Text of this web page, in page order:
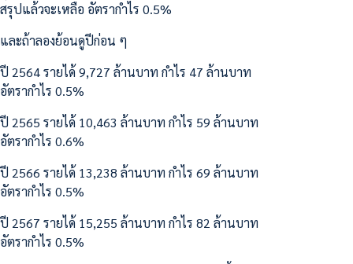
สรุปแล้วจะเหลือ อัตรากำไร 0.5%
และถ้าลองย้อนดูปีก่อน ๆ
ปี 2564 รายได้ 9,727 ล้านบาท กำไร 47 ล้านบาท
อัตรากำไร 0.5%
ปี 2565 รายได้ 10,463 ล้านบาท กำไร 59 ล้านบาท
อัตรากำไร 0.6%
ปี 2566 รายได้ 13,238 ล้านบาท กำไร 69 ล้านบาท
อัตรากำไร 0.5%
ปี 2567 รายได้ 15,255 ล้านบาท กำไร 82 ล้านบาท
อัตรากำไร 0.5%